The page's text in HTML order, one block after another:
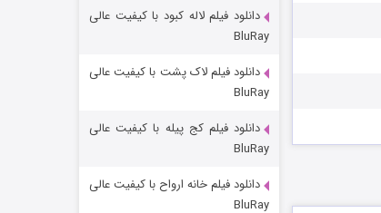
شوگر فصل ۲
دانلود فیلم لاله کبود با کیفیت عالی
BluRay
دانلود فیلم لاک پشت با کیفیت عالی
BluRay
دانلود فیلم کج‌ پیله با کیفیت عالی
BluRay
دانلود فیلم خانه ارواح با کیفیت عالی
BluRay